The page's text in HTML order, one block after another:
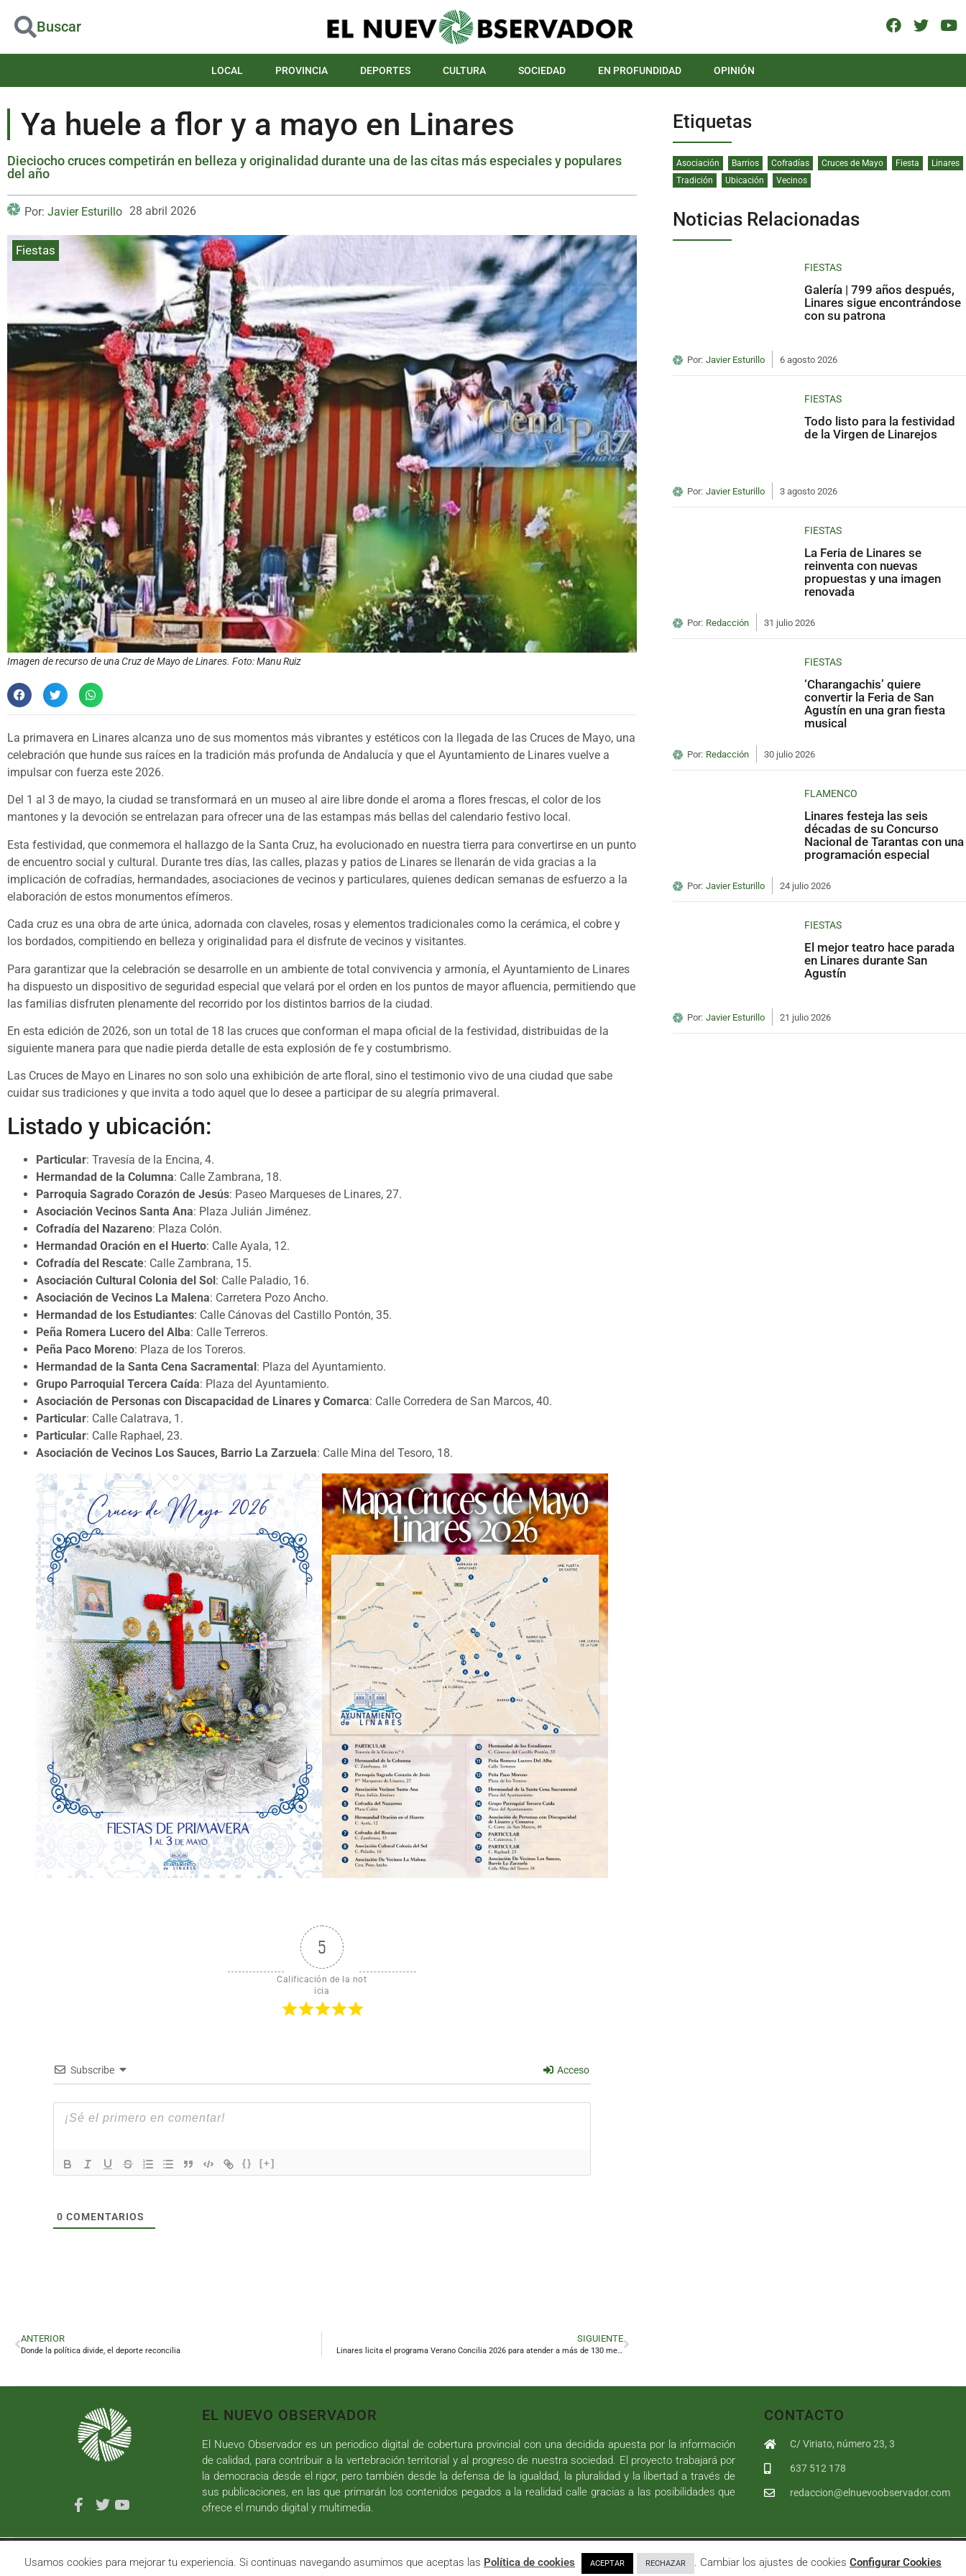
Buscar
LOCAL PROVINCIA DEPORTES CULTURA SOCIEDAD EN PROFUNDIDAD OPINIÓN
Ya huele a flor y a mayo en Linares
Dieciocho cruces competirán en belleza y originalidad durante una de las citas más especiales y populares
del año
Por: Javier Esturillo 28 abril 2026
Fiestas
Imagen de recurso de una Cruz de Mayo de Linares. Foto: Manu Ruiz
La primavera en Linares alcanza uno de sus momentos más vibrantes y estéticos con la llegada de las Cruces de Mayo, una
celebración que hunde sus raíces en la tradición más profunda de Andalucía y que el Ayuntamiento de Linares vuelve a
impulsar con fuerza este 2026.
Del 1 al 3 de mayo, la ciudad se transformará en un museo al aire libre donde el aroma a flores frescas, el color de los
mantones y la devoción se entrelazan para ofrecer una de las estampas más bellas del calendario festivo local.
Esta festividad, que conmemora el hallazgo de la Santa Cruz, ha evolucionado en nuestra tierra para convertirse en un punto
de encuentro social y cultural. Durante tres días, las calles, plazas y patios de Linares se llenarán de vida gracias a la
implicación de cofradías, hermandades, asociaciones de vecinos y particulares, quienes dedican semanas de esfuerzo a la
elaboración de estos monumentos efímeros.
Cada cruz es una obra de arte única, adornada con claveles, rosas y elementos tradicionales como la cerámica, el cobre y
los bordados, compitiendo en belleza y originalidad para el disfrute de vecinos y visitantes.
Para garantizar que la celebración se desarrolle en un ambiente de total convivencia y armonía, el Ayuntamiento de Linares
ha dispuesto un dispositivo de seguridad especial que velará por el orden en los puntos de mayor afluencia, permitiendo que
las familias disfruten plenamente del recorrido por los distintos barrios de la ciudad.
En esta edición de 2026, son un total de 18 las cruces que conforman el mapa oficial de la festividad, distribuidas de la
siguiente manera para que nadie pierda detalle de esta explosión de fe y costumbrismo.
Las Cruces de Mayo en Linares no son solo una exhibición de arte floral, sino el testimonio vivo de una ciudad que sabe
cuidar sus tradiciones y que invita a todo aquel que lo desee a participar de su alegría primaveral.
Listado y ubicación:
Particular: Travesía de la Encina, 4.
Hermandad de la Columna: Calle Zambrana, 18.
Parroquia Sagrado Corazón de Jesús: Paseo Marqueses de Linares, 27.
Asociación Vecinos Santa Ana: Plaza Julián Jiménez.
Cofradía del Nazareno: Plaza Colón.
Hermandad Oración en el Huerto: Calle Ayala, 12.
Cofradía del Rescate: Calle Zambrana, 15.
Asociación Cultural Colonia del Sol: Calle Paladio, 16.
Asociación de Vecinos La Malena: Carretera Pozo Ancho.
Hermandad de los Estudiantes: Calle Cánovas del Castillo Pontón, 35.
Peña Romera Lucero del Alba: Calle Terreros.
Peña Paco Moreno: Plaza de los Toreros.
Hermandad de la Santa Cena Sacramental: Plaza del Ayuntamiento.
Grupo Parroquial Tercera Caída: Plaza del Ayuntamiento.
Asociación de Personas con Discapacidad de Linares y Comarca: Calle Corredera de San Marcos, 40.
Particular: Calle Calatrava, 1.
Particular: Calle Raphael, 23.
Asociación de Vecinos Los Sauces, Barrio La Zarzuela: Calle Mina del Tesoro, 18.
5
Calificación de la not
icia
Subscribe Acceso
{} [+]
0 COMENTARIOS
ANTERIOR
Donde la política divide, el deporte reconcilia
SIGUIENTE
Linares licita el programa Verano Concilia 2026 para atender a más de 130 menores
Etiquetas
Asociación Barrios Cofradías Cruces de Mayo Fiesta
Linares
Tradición
Ubicación Vecinos
Noticias Relacionadas
FIESTAS
Galería | 799 años después,
Linares sigue encontrándose
con su patrona
Por: Javier Esturillo 6 agosto 2026
FIESTAS
Todo listo para la festividad
de la Virgen de Linarejos
Por: Javier Esturillo 3 agosto 2026
FIESTAS
La Feria de Linares se
reinventa con nuevas
propuestas y una imagen
renovada
Por: Redacción 31 julio 2026
FIESTAS
‘Charangachis’ quiere
convertir la Feria de San
Agustín en una gran fiesta
musical
Por: Redacción 30 julio 2026
FLAMENCO
Linares festeja las seis
décadas de su Concurso
Nacional de Tarantas con una
programación especial
Por: Javier Esturillo 24 julio 2026
FIESTAS
El mejor teatro hace parada
en Linares durante San
Agustín
Por: Javier Esturillo 21 julio 2026
EL NUEVO OBSERVADOR
El Nuevo Observador es un periodico digital de cobertura provincial con una decidida apuesta por la información
de calidad, para contribuir a la vertebración territorial y al progreso de nuestra sociedad. El proyecto trabajará por
la democracia desde el rigor, pero también desde la defensa de la igualdad, la pluralidad y la libertad a través de
sus publicaciones, en las que primarán los contenidos pegados a la realidad calle gracias a las posibilidades que
ofrece el mundo digital y multimedia.
CONTACTO
C/ Viriato, número 23, 3
637 512 178
redaccion@elnuevoobservador.com
|Política de Privacidad|Política de cookies
Usamos cookies para mejorar tu experiencia. Si continuas navegando asumimos que aceptas las Política de cookies ACEPTAR RECHAZAR . Cambiar los ajustes de cookies Configurar Cookies